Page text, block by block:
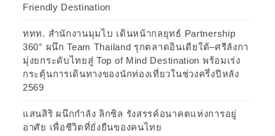
Friendly Destination
ททท. สำนักงานมุมไบ เดินหน้ากลยุทธ์ Partnership
360° ผนึก Team Thailand รุกตลาดอินเดียใต้–ศรีลังกา
มุ่งยกระดับไทยสู่ Top of Mind Destination พร้อมเร่ง
กระตุ้นการเดินทางของนักท่องเที่ยวในช่วงครึ่งปีหลัง
2569
แสนสิริ ผนึกกำลัง ลิกซิล รังสรรค์อนาคตแห่งการอยู่
อาศัย เพื่อชีวิตที่ยั่งยืนของคนไทย